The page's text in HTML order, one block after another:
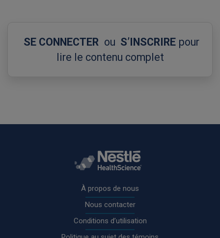
SE CONNECTER ou S’INSCRIRE pour
lire le contenu complet
À propos de nous
Nous contacter
Conditions d’utilisation